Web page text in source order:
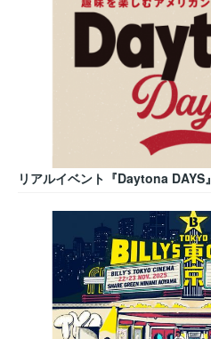
リアルイベント『Daytona DAYS』